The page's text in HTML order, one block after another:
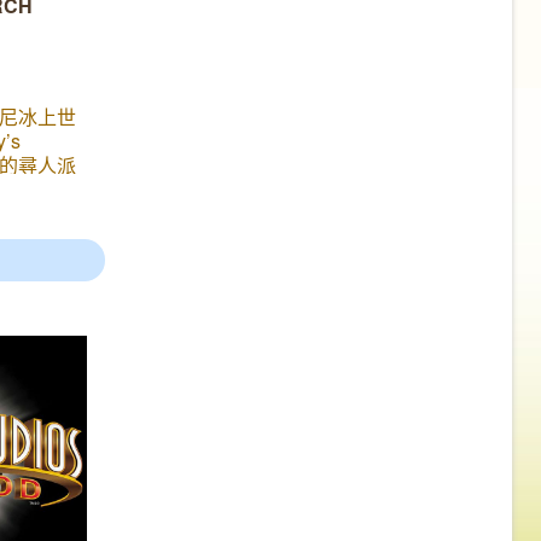
」
冰上世
尋人派
小美人
，還有